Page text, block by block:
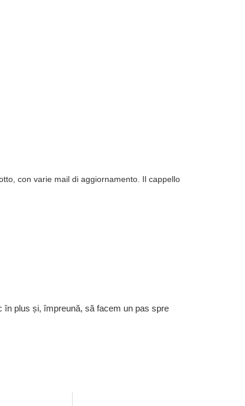
con varie mail di aggiornamento. Il cappello
în plus și, împreună, să facem un pas spre